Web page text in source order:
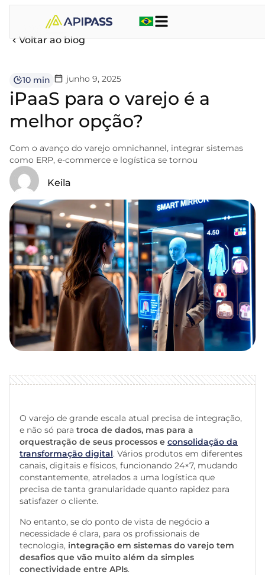
Voltar ao blog
10 min junho 9, 2025
iPaaS para o varejo é a
melhor opção?
Com o avanço do varejo omnichannel, integrar sistemas
como ERP, e-commerce e logística se tornou
Keila
O varejo de grande escala atual precisa de integração,
e não só para troca de dados, mas para a
orquestração de seus processos e consolidação da
transformação digital. Vários produtos em diferentes
canais, digitais e físicos, funcionando 24×7, mudando
constantemente, atrelados a uma logística que
precisa de tanta granularidade quanto rapidez para
satisfazer o cliente.
No entanto, se do ponto de vista de negócio a
necessidade é clara, para os profissionais de
tecnologia, integração em sistemas do varejo tem
desafios que vão muito além da simples
conectividade entre APIs.